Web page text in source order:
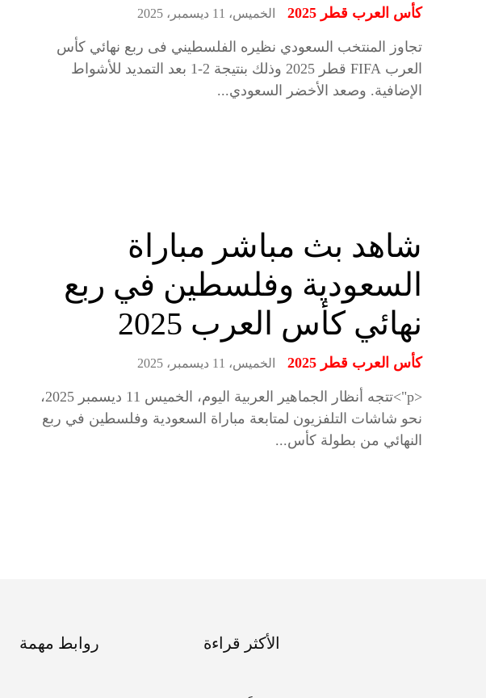
كأس العرب قطر 2025 الخميس، 11 ديسمبر، 2025
تجاوز المنتخب السعودي نظيره الفلسطيني فى ربع نهائي كأس
العرب FIFA قطر 2025 وذلك بنتيجة 2-1 بعد التمديد للأشواط
الإضافية. وصعد الأخضر السعودي...
شاهد بث مباشر مباراة
السعودية وفلسطين في ربع
نهائي كأس العرب 2025
كأس العرب قطر 2025 الخميس، 11 ديسمبر، 2025
<p">تتجه أنظار الجماهير العربية اليوم، الخميس 11 ديسمبر 2025،
نحو شاشات التلفزيون لمتابعة مباراة السعودية وفلسطين في ربع
النهائي من بطولة كأس...
روابط مهمة الأكثر قراءة